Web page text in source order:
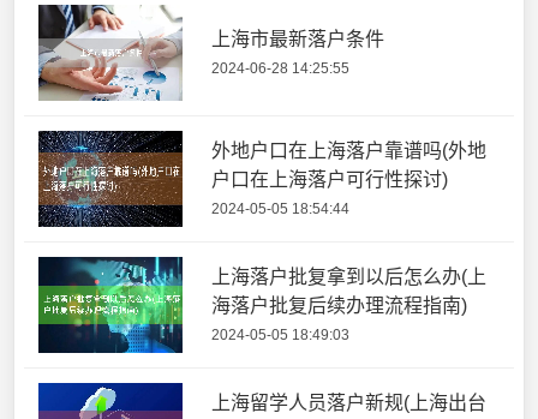
上海市最新落户条件
2024-06-28 14:25:55
外地户口在上海落户靠谱吗(外地
户口在上海落户可行性探讨)
2024-05-05 18:54:44
上海落户批复拿到以后怎么办(上
海落户批复后续办理流程指南)
2024-05-05 18:49:03
上海留学人员落户新规(上海出台